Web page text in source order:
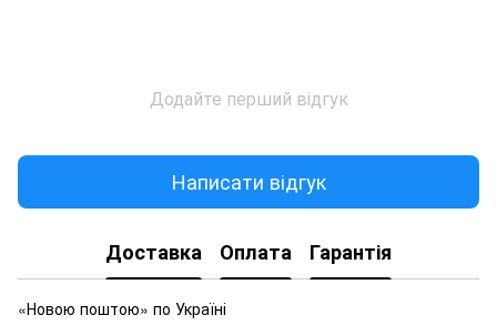
Додайте перший відгук
Написати відгук
Доставка Оплата Гарантія
«Новою поштою» по Україні